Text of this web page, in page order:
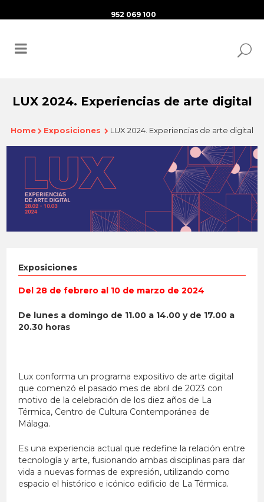
952 069 100
LUX 2024. Experiencias de arte digital
Home Exposiciones LUX 2024. Experiencias de arte digital
Exposiciones
Del 28 de febrero al 10 de marzo de 2024
De lunes a domingo de 11.00 a 14.00 y de 17.00 a
20.30 horas
Lux conforma un programa expositivo de arte digital
que comenzó el pasado mes de abril de 2023 con
motivo de la celebración de los diez años de La
Térmica, Centro de Cultura Contemporánea de
Málaga.
Es una experiencia actual que redefine la relación entre
tecnología y arte, fusionando ambas disciplinas para dar
vida a nuevas formas de expresión, utilizando como
espacio el histórico e icónico edificio de La Térmica.